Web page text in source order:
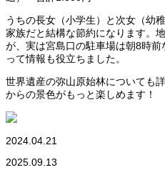
うちの長女（小学生）と次女（幼
家族だと結構な節約になります。
が、実は宮島口の駐車場は朝8時
って情報も役立ちました。
世界遺産の弥山原始林についても
からの景色がもっと楽しめます！
2024.04.21
2025.09.13